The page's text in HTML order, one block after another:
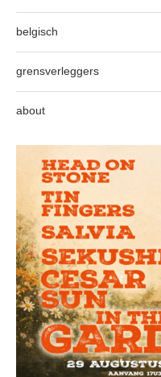
belgisch
grensverleggers
about